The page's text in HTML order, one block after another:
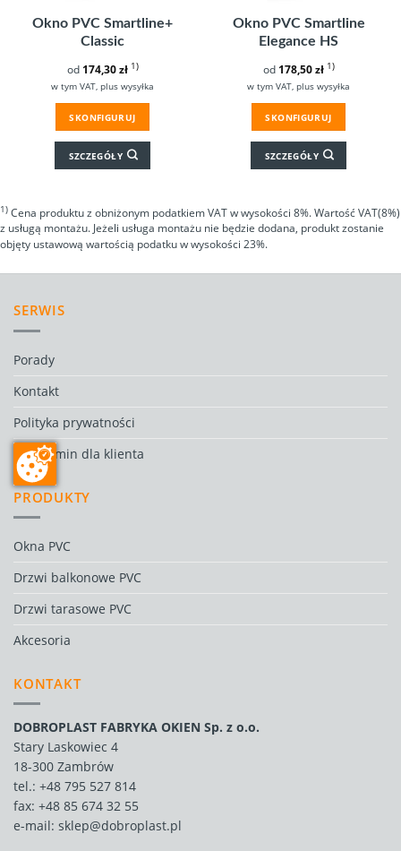
Okno PVC Smartline+
Classic
od 174,30zł1)
w tym VAT, plus wysyłka
SKONFIGURUJ
SZCZEGÓŁY
Okno PVC Smartline
Elegance HS
od 178,50zł1)
w tym VAT, plus wysyłka
SKONFIGURUJ
SZCZEGÓŁY
1) Cena produktu z obniżonym podatkiem VAT w wysokości 8%. Wartość VAT(8%)
z usługą montażu. Jeżeli usługa montażu nie będzie dodana, produkt zostanie
objęty ustawową wartością podatku w wysokości 23%.
SERWIS
Porady
Kontakt
Polityka prywatności
Regulamin dla klienta
PRODUKTY
Okna PVC
Drzwi balkonowe PVC
Drzwi tarasowe PVC
Akcesoria
KONTAKT
DOBROPLAST FABRYKA OKIEN Sp. z o.o.
Stary Laskowiec 4
18-300 Zambrów
tel.: +48 795 527 814
fax: +48 85 674 32 55
e-mail: sklep@dobroplast.pl